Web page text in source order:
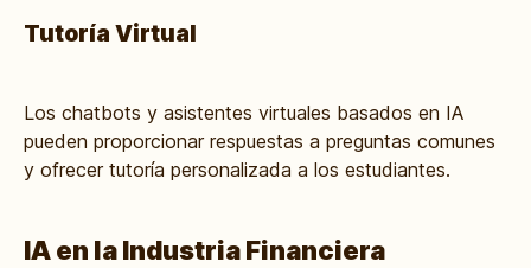
Tutoría Virtual
Los chatbots y asistentes virtuales basados en IA
pueden proporcionar respuestas a preguntas comunes
y ofrecer tutoría personalizada a los estudiantes.
IA en la Industria Financiera